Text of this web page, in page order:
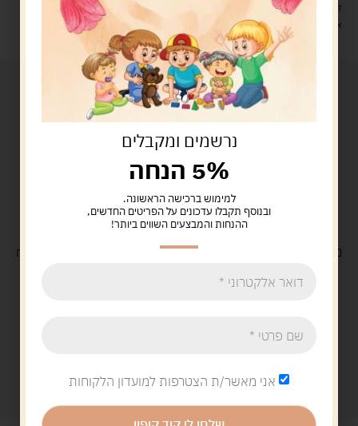
זמן אספקה: עד 4 ימי עסקים.
איסוף עצמי: מ"ביתר טויס" רחוב בניין דוד 18, ביתר עילית.
משלוח
נרשמים ומקבלים
5% הנחה
למימוש ברכישה הראשונה.
ובנוסף תקבלו עדכונים על הפריטים החדשים,
ההנחות והמבצעים השווים ביותר!
אני מאשר/ת הצטרפות למועדון הלקוחות